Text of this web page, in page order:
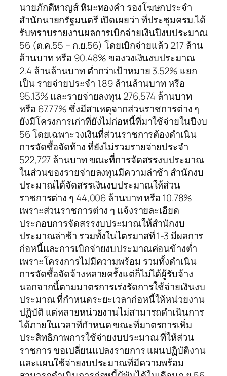
นายภักดีหาญส์ หิมะทองคำ รองโฆษกประจำ
สำนักนายกรัฐมนตรี เปิดเผยว่า ที่ประชุมครม.ได้
รับทราบรายงานผลการเบิกจ่ายเงินปีงบประมาณ
56 (ต.ค.55 – ก.ย.56) โดยเบิกจ่ายแล้ว 2.17 ล้าน
ล้านบาท หรือ 90.48% ของวงเงินงบประมาณ
2.4 ล้านล้านบาท ต่ำกว่าเป้าหมาย 3.52% แยก
เป็น รายจ่ายประจำ 1.89 ล้านล้านบาท หรือ
95.13% และรายจ่ายลงทุน 276,574 ล้านบาท
หรือ 67.77% ซึ่งมีสาเหตุจากส่วนราชการต่าง ๆ
ยังมีโครงการเก่าที่ยังไม่ก่อหนี้ที่มาใช้จ่ายในปีงบ
56 โดยเฉพาะวงเงินที่ส่วนราชการต้องดำเนิน
การจัดซื้อจัดท้าง ที่ยังไม่รวมรายจ่ายประจำ
522,727 ล้านบาท ขณะที่การจัดสรรงบประมาณ
ในส่วนของรายจ่ายลงทุนมีความล่าช้า สำนักงบ
ประมาณได้จัดสรรเงินงบประมาณให้ส่วน
ราชการต่าง ๆ 44,006 ล้านบาท หรือ 10.78%
เพราะส่วนราชการต่าง ๆ แจ้งรายละเอียด
ประกอบการจัดสรรงบประมาณให้สำนักงบ
ประมาณล่าช้า รวมทั้งในไตรมาสที่ 1-3 มีผลการ
ก่อหนี้และการเบิกจ่ายงบประมาณค่อนข้างต่ำ
เพราะโครงการไม่มีความพร้อม รวมทั้งดำเนิน
การจัดซื้อจัดจ้างหลายครั้งแต่ก็ไม่ได้ผู้รับจ้าง
นอกจากนี้ตามมาตรการเร่งรัดการใช้จ่ายเงินงบ
ประมาณ ที่กำหนดระยะเวลาก่อหนี้ให้หน่วยงาน
ปฏิบัติ แต่หลายหน่วยงานไม่สามารถดำเนินการ
ได้ภายในเวลาที่กำหนด ขณะที่มาตรการเพิ่ม
ประสิทธิภาพการใช้จ่ายงบประมาณ ที่ให้ส่วน
ราชการ ขอเปลี่ยนแปลงรายการ แผนปฏิบัติงาน
และแผนใช้จ่ายงบประมาณที่มีความพร้อม